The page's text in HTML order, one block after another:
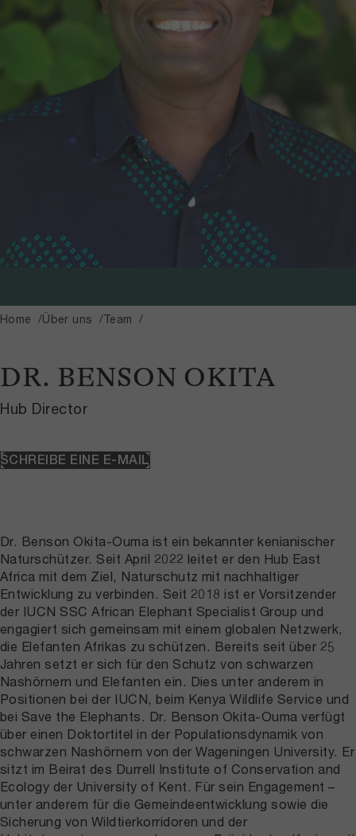
Home Über uns Team
DR. BENSON OKITA
Hub Director
SCHREIBE EINE E-MAIL
Dr. Benson Okita-Ouma ist ein bekannter kenianischer
Naturschützer. Seit April 2022 leitet er den Hub East
Africa mit dem Ziel, Naturschutz mit nachhaltiger
Entwicklung zu verbinden. Seit 2018 ist er Vorsitzender
der IUCN SSC African Elephant Specialist Group und
engagiert sich gemeinsam mit einem globalen Netzwerk,
die Elefanten Afrikas zu schützen. Bereits seit über 25
Jahren setzt er sich für den Schutz von schwarzen
Nashörnern und Elefanten ein. Dies unter anderem in
Positionen bei der IUCN, beim Kenya Wildlife Service und
bei Save the Elephants.
Dr. Benson Okita-Ouma verfügt
über einen Doktortitel in der Populationsdynamik von
schwarzen Nashörnern von der Wageningen University. Er
sitzt im Beirat des Durrell Institute of Conservation and
Ecology der University of Kent. Für sein Engagement –
unter anderem für die Gemeindeentwicklung sowie die
Sicherung von Wildtierkorridoren und der